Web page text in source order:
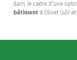
dans le cadre d’une
bâtiment à Olivet (45)